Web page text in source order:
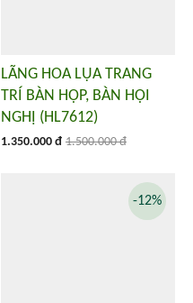
LÃNG HOA LỤA TRANG
TRÍ BÀN HỌP, BÀN HỘI
NGHỊ (HL7612)
1.350.000 đ 1.500.000 đ
-12%